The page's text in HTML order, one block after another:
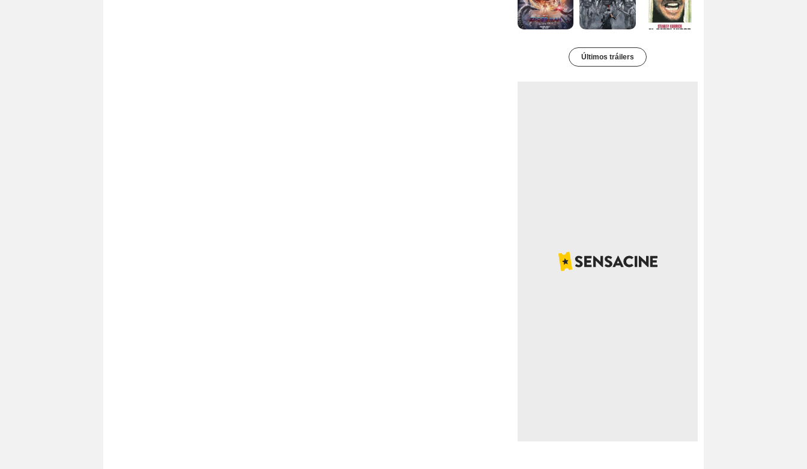
Últimos tráilers